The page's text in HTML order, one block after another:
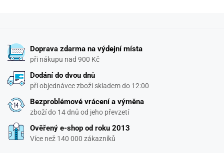
Doprava zdarma na výdejní místa
při nákupu nad 900 Kč
Dodání do dvou dnů
při objednávce zboží skladem do 12:00
Bezproblémové vrácení a výměna
zboží do 14 dnů od jeho převzetí
Ověřený e-shop od roku 2013
Více než 140 000 zákazníků